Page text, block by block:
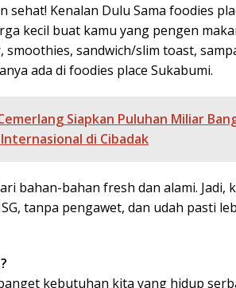
Kenalan Dulu Sama foodies
kecil buat kamu yang pengen
smoothies, sandwich/slim toast,
ada di foodies place Sukabumi.
Siapkan Puluhan Miliar
di Cibadak
bahan-bahan fresh dan alami. Jadi,
tanpa pengawet, dan udah pasti
kebutuhan kita yang hidup